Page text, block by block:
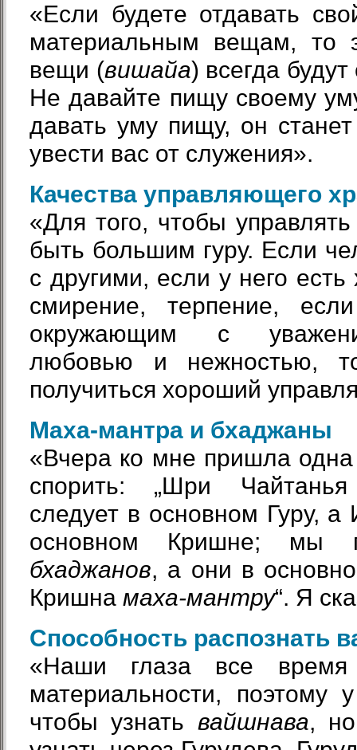
«Если будете отдавать
материальным вещам, то
вещи (вишайа) всегда
Не давайте пищу своему
давать уму пищу, он
увести вас от служения».
Качества управляющего
«Для того, чтобы
быть большим гуру. Если
с другими, если у него
смирение, терпение,
окружающим с
любовью и нежностью,
получиться хороший
Маха-мантра и бхаджаны
«Вчера ко мне пришла
спорить: „Шри
следует в основном Гуру,
основном Кришне; мы
бхаджанов, а они в
Кришна маха-мантру“. Я
Способность распознать
«Наши глаза все
материальности, поэтому
чтобы узнать вайшнава,